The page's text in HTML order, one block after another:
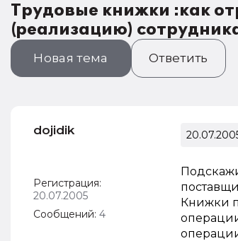
Трудовые книжки :как
(реализацию)
Новая тема Ответить
dojidik
Регистрация:
20.07.2005
Сообщений: 4
Книжки